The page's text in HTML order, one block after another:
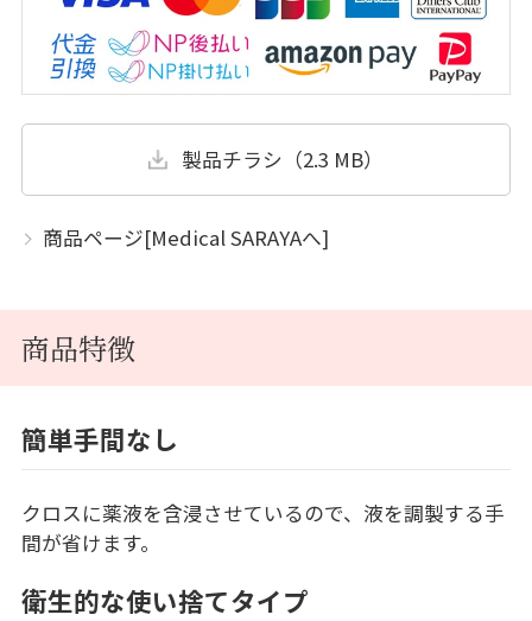
製品チラシ（2.3 MB）
商品ページ[Medical SARAYAへ]
商品特徴
簡単手間なし
クロスに薬液を含浸させているので、液を調製する手
間が省けます。
衛生的な使い捨てタイプ